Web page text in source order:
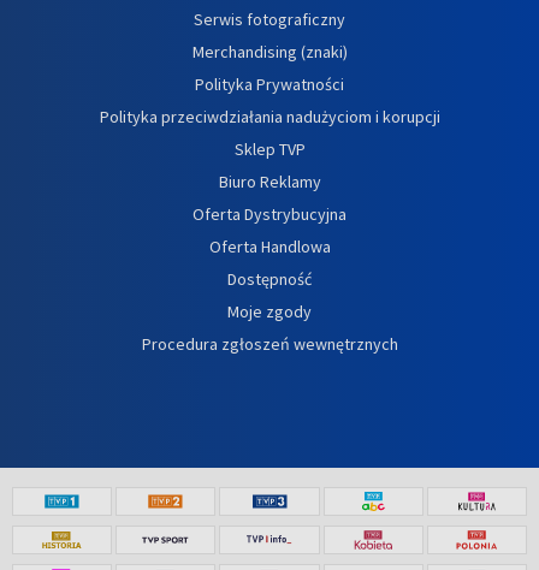
Serwis fotograficzny
Merchandising (znaki)
Polityka Prywatności
Polityka przeciwdziałania nadużyciom i korupcji
Sklep TVP
Biuro Reklamy
Oferta Dystrybucyjna
Oferta Handlowa
Dostępność
Moje zgody
Procedura zgłoszeń wewnętrznych